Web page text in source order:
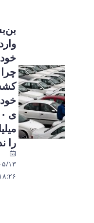
بن‌بست
واردات
چرا بازار
کشش
خودروها
ی ۱۰
میلیاردی
را ندارد؟
۱۴۰۵/۰۵/۱۳